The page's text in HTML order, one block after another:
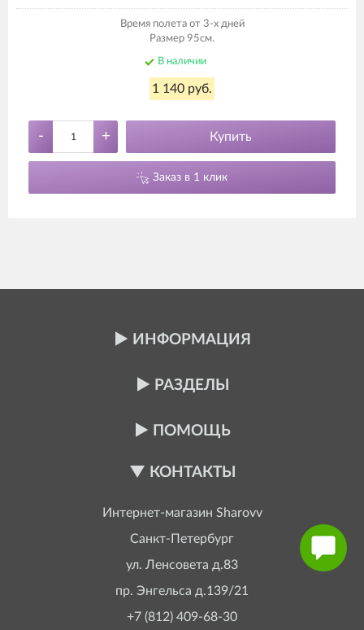
Время полета от 3-х дней
Размер 95см.
В наличии
1 140 руб.
- + Купить
Заказ в 1 клик
ИНФОРМАЦИЯ
РАЗДЕЛЫ
ПОМОЩЬ
КОНТАКТЫ
Интернет-магазин Sharovv
Санкт-Петербург
ул. Ленсовета д.83
пр. Энгельса д.139/21
+7 (812) 409-68-30